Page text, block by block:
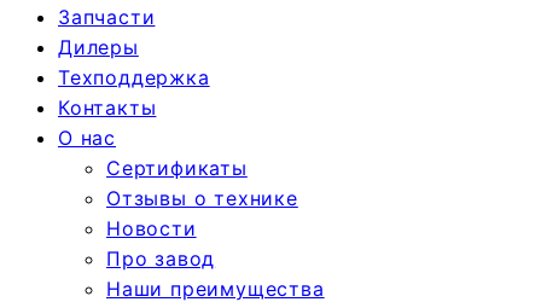
Запчасти
Дилеры
Техподдержка
Контакты
О нас
Сертификаты
Отзывы о технике
Новости
Про завод
Наши преимущества